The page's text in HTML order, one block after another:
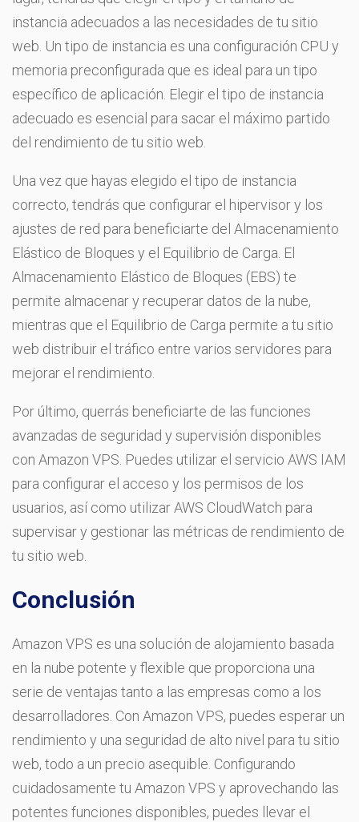
instancia adecuados a las necesidades de tu sitio
web. Un tipo de instancia es una configuración CPU y
memoria preconfigurada que es ideal para un tipo
específico de aplicación. Elegir el tipo de instancia
adecuado es esencial para sacar el máximo partido
del rendimiento de tu sitio web.
Una vez que hayas elegido el tipo de instancia
correcto, tendrás que configurar el hipervisor y los
ajustes de red para beneficiarte del Almacenamiento
Elástico de Bloques y el Equilibrio de Carga. El
Almacenamiento Elástico de Bloques (EBS) te
permite almacenar y recuperar datos de la nube,
mientras que el Equilibrio de Carga permite a tu sitio
web distribuir el tráfico entre varios servidores para
mejorar el rendimiento.
Por último, querrás beneficiarte de las funciones
avanzadas de seguridad y supervisión disponibles
con Amazon VPS. Puedes utilizar el servicio AWS IAM
para configurar el acceso y los permisos de los
usuarios, así como utilizar AWS CloudWatch para
supervisar y gestionar las métricas de rendimiento de
tu sitio web.
Conclusión
Amazon VPS es una solución de alojamiento basada
en la nube potente y flexible que proporciona una
serie de ventajas tanto a las empresas como a los
desarrolladores. Con Amazon VPS, puedes esperar un
rendimiento y una seguridad de alto nivel para tu sitio
web, todo a un precio asequible. Configurando
cuidadosamente tu Amazon VPS y aprovechando las
potentes funciones disponibles, puedes llevar el